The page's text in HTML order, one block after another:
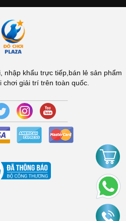
sách
sách bảo mật
quyết phản ánh, yêu cầu, khiếu nại
sách về giá
về thanh toán
trả hàng và hoàn tiền
vụ của các bên
dẫn
thanh toán
dẫn giao nhận